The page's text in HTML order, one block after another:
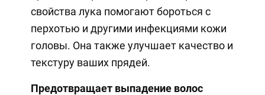
свойства лука помогают бороться с
перхотью и другими инфекциями кожи
головы. Она также улучшает качество и
текстуру ваших прядей.
Предотвращает выпадение волос